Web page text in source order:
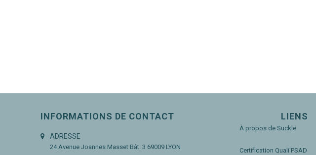
INFORMATIONS DE CONTACT
ADRESSE
24 Avenue Joannes Masset Bât. 3 69009 LYON
LIENS
À propos de Suckle
Certification Quali'PSAD